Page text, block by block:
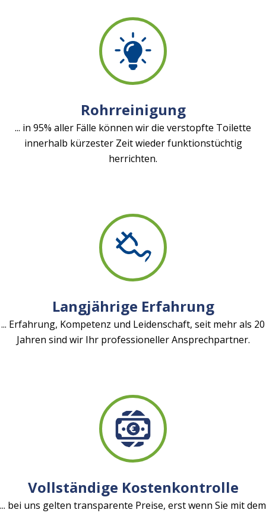
Rohrreinigung
... in 95% aller Fälle können wir die verstopfte Toilette
innerhalb kürzester Zeit wieder funktionstüchtig
herrichten.
Langjährige Erfahrung
... Erfahrung, Kompetenz und Leidenschaft, seit mehr als 20
Jahren sind wir Ihr professioneller Ansprechpartner.
Vollständige Kostenkontrolle
... bei uns gelten transparente Preise, erst wenn Sie mit dem